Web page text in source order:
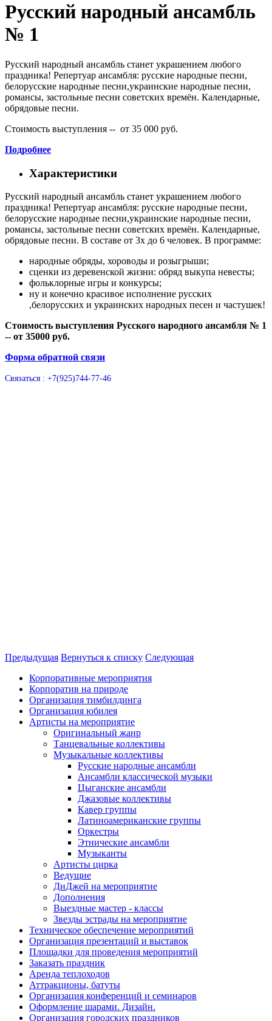
Русский народный ансамбль
№ 1
Русский народный ансамбль станет украшением любого
праздника! Репертуар ансамбля: русские народные песни,
белорусские народные песни,украинские народные песни,
романсы, застольные песни советских времён. Календарные,
обрядовые песни.
Стоимость выступления -- от 35 000 руб.
Подробнее
Характеристики
Русский народный ансамбль станет украшением любого
праздника! Репертуар ансамбля: русские народные песни,
белорусские народные песни,украинские народные песни,
романсы, застольные песни советских времён. Календарные,
обрядовые песни. В составе от 3х до 6 человек. В программе:
народные обряды, хороводы и розыгрыши;
сценки из деревенской жизни: обряд выкупа невесты;
фольклорные игры и конкурсы;
ну и конечно красивое исполнение русских
,белорусских и украинских народных песен и частушек!
Стоимость выступления Русского народного ансамбля № 1
-- от 35000 руб.
Форма обратной связи
Связаться : +7(925)744-77-46
Предыдущая Вернуться к списку Следующая
Корпоративные мероприятия
Корпоратив на природе
Организация тимбилдинга
Организация юбилея
Артисты на мероприятие
Оригинальный жанр
Танцевальные коллективы
Музыкальные коллективы
Русские народные ансамбли
Ансамбли классической музыки
Цыганские ансамбли
Джазовые коллективы
Кавер группы
Латиноамериканские группы
Оркестры
Этнические ансамбли
Музыканты
Артисты цирка
Ведущие
ДиДжей на мероприятие
Дополнения
Выездные мастер - классы
Звезды эстрады на мероприятие
Техническое обеспечение мероприятий
Организация презентаций и выставок
Площадки для проведения мероприятий
Заказать праздник
Аренда теплоходов
Аттракционы, батуты
Организация конференций и семинаров
Оформление шарами. Дизайн.
Организация городских праздников